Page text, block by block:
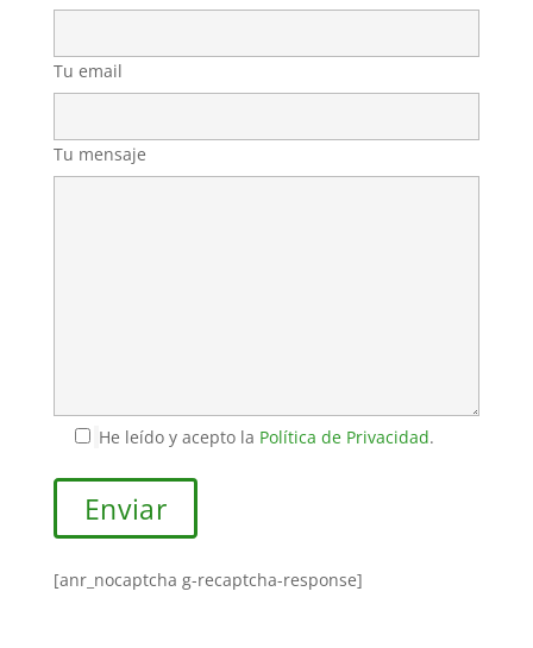
Tu email
Tu mensaje
He leído y acepto la Política de Privacidad.
[anr_nocaptcha g-recaptcha-response]